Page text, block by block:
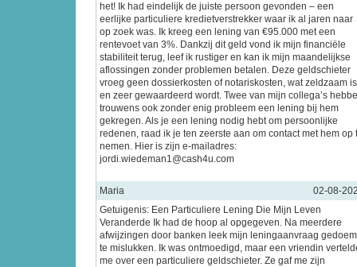
het! Ik had eindelijk de juiste persoon gevonden – een
eerlijke particuliere kredietverstrekker waar ik al jaren naar
op zoek was. Ik kreeg een lening van €95.000 met een
rentevoet van 3%. Dankzij dit geld vond ik mijn financiële
stabiliteit terug, leef ik rustiger en kan ik mijn maandelijkse
aflossingen zonder problemen betalen. Deze geldschieter
vroeg geen dossierkosten of notariskosten, wat zeldzaam is
en zeer gewaardeerd wordt. Twee van mijn collega’s
trouwens ook zonder enig probleem een lening bij hem
gekregen. Als je een lening nodig hebt om persoonlijke
redenen, raad ik je ten zeerste aan om contact met hem op
nemen. Hier is zijn e-mailadres:
jordi.wiedeman1@cash4u.com
Maria
02-08-
Getuigenis: Een Particuliere Lening Die Mijn Leven
Veranderde Ik had de hoop al opgegeven. Na meerdere
afwijzingen door banken leek mijn leningaanvraag
te mislukken. Ik was ontmoedigd, maar een vriendin
me over een particuliere geldschieter. Ze gaf me zijn